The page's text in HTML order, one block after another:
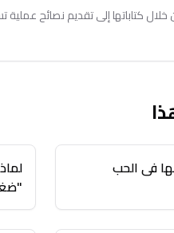
كتاباتها إلى تقديم نصائح عملية
في الحب